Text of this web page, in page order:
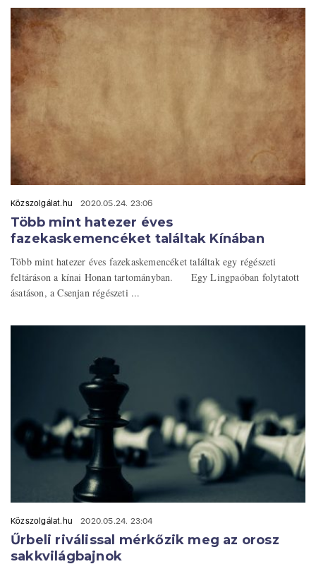
Közszolgálat.hu 2020.05.24. 23:06
Több mint hatezer éves
fazekaskemencéket találtak Kínában
Több mint hatezer éves fazekaskemencéket találtak egy régészeti
feltáráson a kínai Honan tartományban. Egy Lingpaóban folytatott
ásatáson, a Csenjan régészeti ...
Közszolgálat.hu 2020.05.24. 23:04
Űrbeli riválissal mérkőzik meg az orosz
sakkvilágbajnok